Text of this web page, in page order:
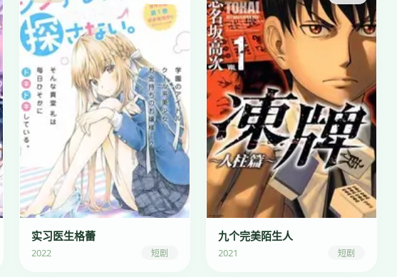
实习医生格蕾
2022 短剧
九个完美陌生人
2021 短剧